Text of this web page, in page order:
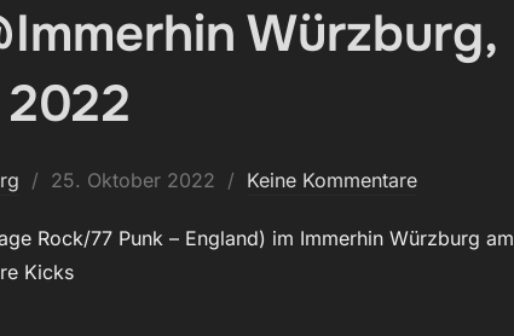
Würzburg,
Veröffentlicht
25. Oktober 2022 Keine Kommentare
Rock/77 Punk – England) im Immerhin Würzburg am
Kicks